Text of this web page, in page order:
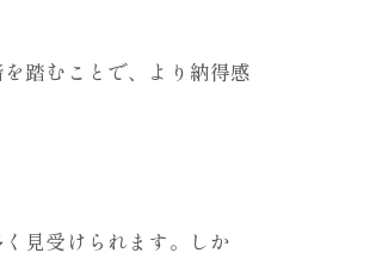
踏むことで、より納得感
見受けられます。しか